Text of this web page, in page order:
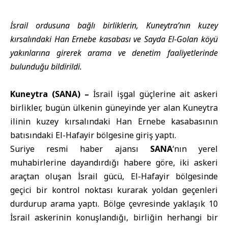
İsrail ordusuna bağlı birliklerin, Kuneytra’nın kuzey
kırsalındaki Han Ernebe kasabası ve Sayda El-Golan köyü
yakınlarına girerek arama ve denetim faaliyetlerinde
bulunduğu bildirildi.
Kuneytra (SANA) – İsrail işgal güçlerine ait askeri
birlikler, bugün ülkenin güneyinde yer alan Kuneytra
ilinin kuzey kırsalındaki Han Ernebe kasabasının
batısındaki El-Hafayir bölgesine giriş yaptı.
Suriye resmi haber ajansı SANA‘nın yerel
muhabirlerine dayandırdığı habere göre, iki askeri
araçtan oluşan İsrail gücü, El-Hafayir bölgesinde
geçici bir kontrol noktası kurarak yoldan geçenleri
durdurup arama yaptı. Bölge çevresinde yaklaşık 10
İsrail askerinin konuşlandığı, birliğin herhangi bir